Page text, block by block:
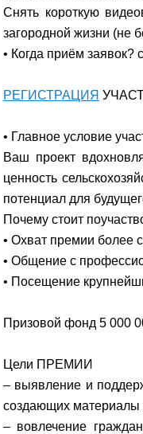
Снять короткую
загородной жизни (не
• Когда приём заявок?
РЕГИСТРАЦИЯ
• Главное условие
Ваш проект
ценность
потенциал для
Почему стоит
• Охват премии более
• Общение с
• Посещение
Призовой фонд 5 000
Цели ПРЕМИИ
– выявление и
создающих материалы
– вовлечение